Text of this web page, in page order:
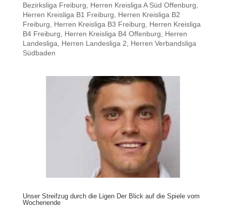
Bezirksliga Freiburg
Herren Kreisliga A Süd Offenburg
Herren Kreisliga B1 Freiburg
Herren Kreisliga B2
Freiburg
Herren Kreisliga B3 Freiburg
Herren Kreisliga
B4 Freiburg
Herren Kreisliga B4 Offenburg
Herren
Landesliga
Herren Landesliga 2
Herren Verbandsliga
Südbaden
Unser Streifzug durch die Ligen Der Blick auf die Spiele vom
Wochenende